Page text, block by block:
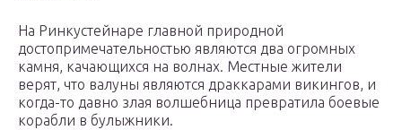
На Ринкустейнаре главной природной
достопримечательностью являются два огромных
камня, качающихся на волнах. Местные жители
верят, что валуны являются драккарами викингов, и
когда-то давно злая волшебница превратила боевые
корабли в булыжники.